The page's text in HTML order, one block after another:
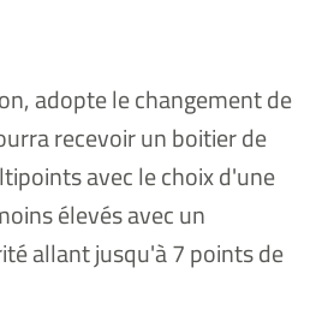
adopte le changement de
recevoir un boitier de
avec le choix d'une
élevés avec un
allant jusqu'à 7 points de